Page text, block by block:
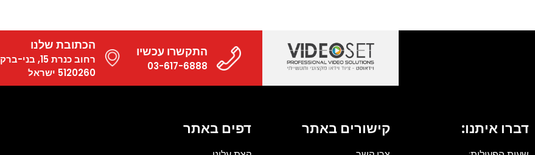
התקשרו עכשיו
03-617-6888
הכתובת שלנו
רחוב כנרת 15, בני-ברק
5120260 ישראל
דברו איתנו: קישורים באתר דפים באתר